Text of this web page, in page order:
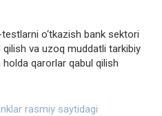
o‘tkazish bank sektori
va uzoq muddatli tarkibiy
qarorlar qabul qilish
rasmiy saytidagi